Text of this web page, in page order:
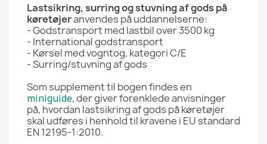
Lastsikring, surring og stuvning af gods på
køretøjeranvendes på uddannelserne:
- Godstransport med lastbil over 3500 kg
- International godstransport
- Kørsel med vogntog, kategori C/E
- Surring/stuvning af gods
Som supplement til bogen findes en
miniguide, der giver forenklede anvisninger
på, hvordan lastsikring af gods på køretøjer
skal udføres i henhold til kravene i EU standard
EN 12195-1:2010.